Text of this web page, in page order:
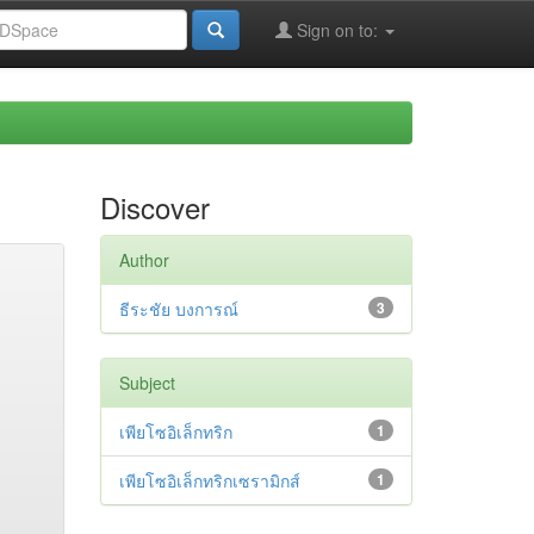
Sign on to:
Discover
Author
3
ธีระชัย บงการณ์
Subject
1
เพียโซอิเล็กทริก
1
เพียโซอิเล็กทริกเซรามิกส์